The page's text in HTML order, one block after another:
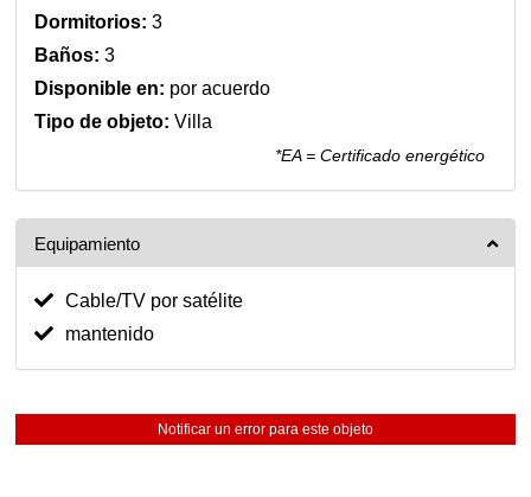
Dormitorios: 3
Baños: 3
Disponible en: por acuerdo
Tipo de objeto: Villa
*EA = Certificado energético
Equipamiento
Cable/TV por satélite
mantenido
Notificar un error para este objeto